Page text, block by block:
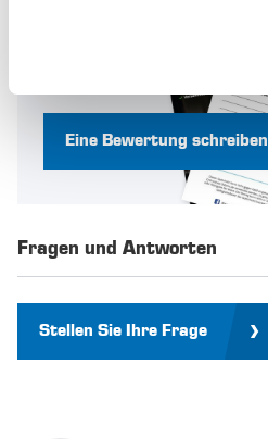
Eine Bewertung schreiben
Fragen und Antworten
Stellen Sie Ihre Frage